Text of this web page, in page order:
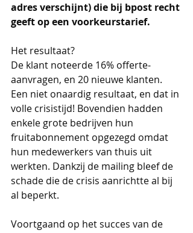
adres verschijnt) die bij bpost recht
geeft op een voorkeurstarief.
Het resultaat?
De klant noteerde 16% offerte-
aanvragen, en 20 nieuwe klanten.
Een niet onaardig resultaat, en dat in
volle crisistijd! Bovendien hadden
enkele grote bedrijven hun
fruitabonnement opgezegd omdat
hun medewerkers van thuis uit
werkten. Dankzij de mailing bleef de
schade die de crisis aanrichtte al bij
al beperkt.
Voortgaand op het succes van de